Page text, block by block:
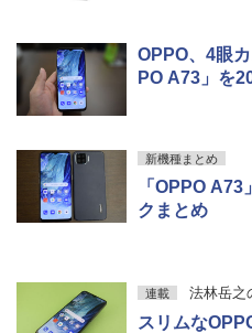
OPPO、4眼
PO A73」を
新機種まとめ
「OPPO
クまとめ
連載 法林岳之
スリムな